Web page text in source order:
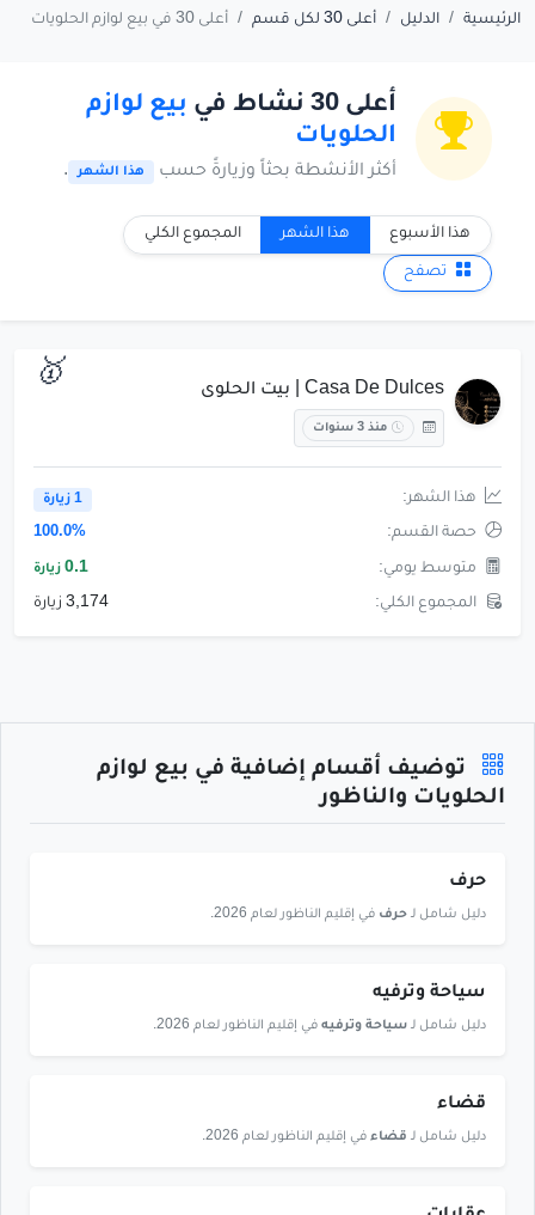
الرئيسية الدليل أعلى 30 لكل قسم أعلى 30 في بيع لوازم الحلويات
أعلى 30 نشاط في
بيع لوازم
الحلويات
أكثر الأنشطة بحثاً وزيارةً حسب هذا الشهر .
هذا الأسبوع هذا الشهر المجموع الكلي
تصفح
🥇 Casa De Dulces | بيت الحلوى
منذ 3 سنوات
هذا الشهر: 1 زيارة
حصة القسم: 100.0%
متوسط يومي: 0.1 زيارة
المجموع الكلي: 3,174 زيارة
توضيف أقسام إضافية في بيع لوازم
الحلويات والناظور
حرف
دليل شامل لـ حرف في إقليم الناظور لعام 2026.
سياحة وترفيه
دليل شامل لـ سياحة وترفيه في إقليم الناظور لعام 2026.
قضاء
دليل شامل لـ قضاء في إقليم الناظور لعام 2026.